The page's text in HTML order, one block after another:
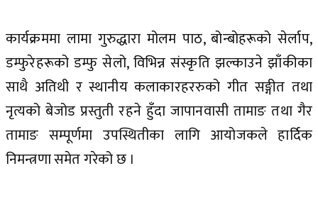
कार्यक्रममा लामा गुरुद्धारा मोलम पाठ, बोन्बोहरूको सेर्लाप,
डम्फुरेहरूको डम्फु सेलो, विभिन्न संस्कृति झल्काउने झाँकीका
साथै अतिथी र स्थानीय कलाकारहररुको गीत सङ्गीत तथा
नृत्यको बेजोड प्रस्तुती रहने हुँदा जापानवासी तामाङ तथा गैर
तामाङ सम्पूर्णमा उपस्थितीका लागि आयोजकले हार्दिक
निमन्त्रणा समेत गरेको छ ।